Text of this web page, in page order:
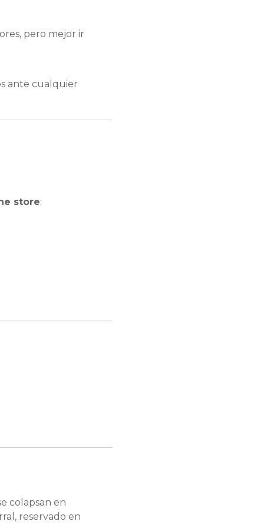
pero mejor ir
ante cualquier
store:
colapsan en
reservado en